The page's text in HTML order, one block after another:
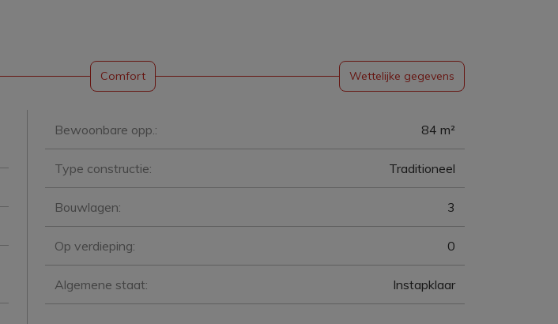
Comfort Wettelijke gegevens
Bewoonbare opp.: 84 m²
Type constructie: Traditioneel
Bouwlagen: 3
Op verdieping: 0
Algemene staat: Instapklaar